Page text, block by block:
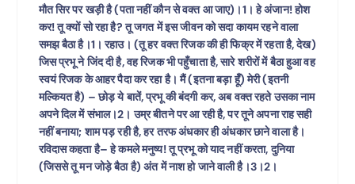
मौत सिर पर खड़ी है (पता नहीं कौन से वक्त आ जाए)।1। हे अंजान! होश
कर! तू क्यों सो रहा है? तू जगत में इस जीवन को सदा कायम रहने वाला
समझ बैठा है।1। रहाउ। (तू हर वक्त रिजक की ही फिक्र में रहता है, देख)
जिस प्रभू ने जिंद दी है, वह रिजक भी पहुँचाता है, सारे शरीरों में बैठा हुआ वह
स्वयं रिजक के आहर पैदा कर रहा है। मैं (इतना बड़ा हॅूँ) मेरी (इतनी
मल्कियत है) – छोड़ ये बातें, प्रभू की बंदगी कर, अब वक्त रहते उसका नाम
अपने दिल में संभाल।2। उम्र बीतने पर आ रही है, पर तूने अपना राह सही
नहीं बनाया; शाम पड़ रही है, हर तरफ अंधकार ही अंधकार छाने वाला है।
रविदास कहता है– हे कमले मनुष्य! तू प्रभू को याद नहीं करता, दुनिया
(जिससे तू मन जोड़े बैठा है) अंत में नाश हो जाने वाली है।3।2।